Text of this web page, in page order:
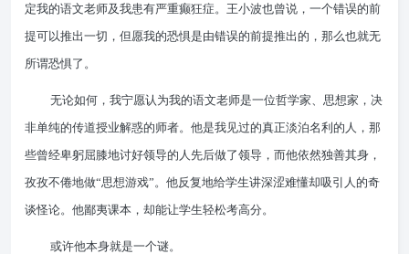
定我的语文老师及我患有严重癫狂症。王小波也曾说，一个错误的前
提可以推出一切，但愿我的恐惧是由错误的前提推出的，那么也就无
所谓恐惧了。
无论如何，我宁愿认为我的语文老师是一位哲学家、思想家，决
非单纯的传道授业解惑的师者。他是我见过的真正淡泊名利的人，那
些曾经卑躬屈膝地讨好领导的人先后做了领导，而他依然独善其身，
孜孜不倦地做“思想游戏”。他反复地给学生讲深涩难懂却吸引人的奇
谈怪论。他鄙夷课本，却能让学生轻松考高分。
或许他本身就是一个谜。